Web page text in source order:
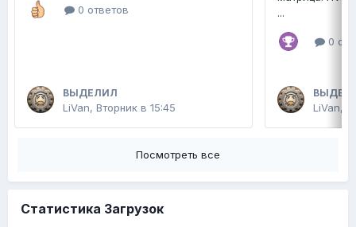
0 ответов
ВЫДЕЛИЛ
LiVan, Вторник в 15:45
...
0
LiVan,
Посмотреть все
Статистика Загрузок